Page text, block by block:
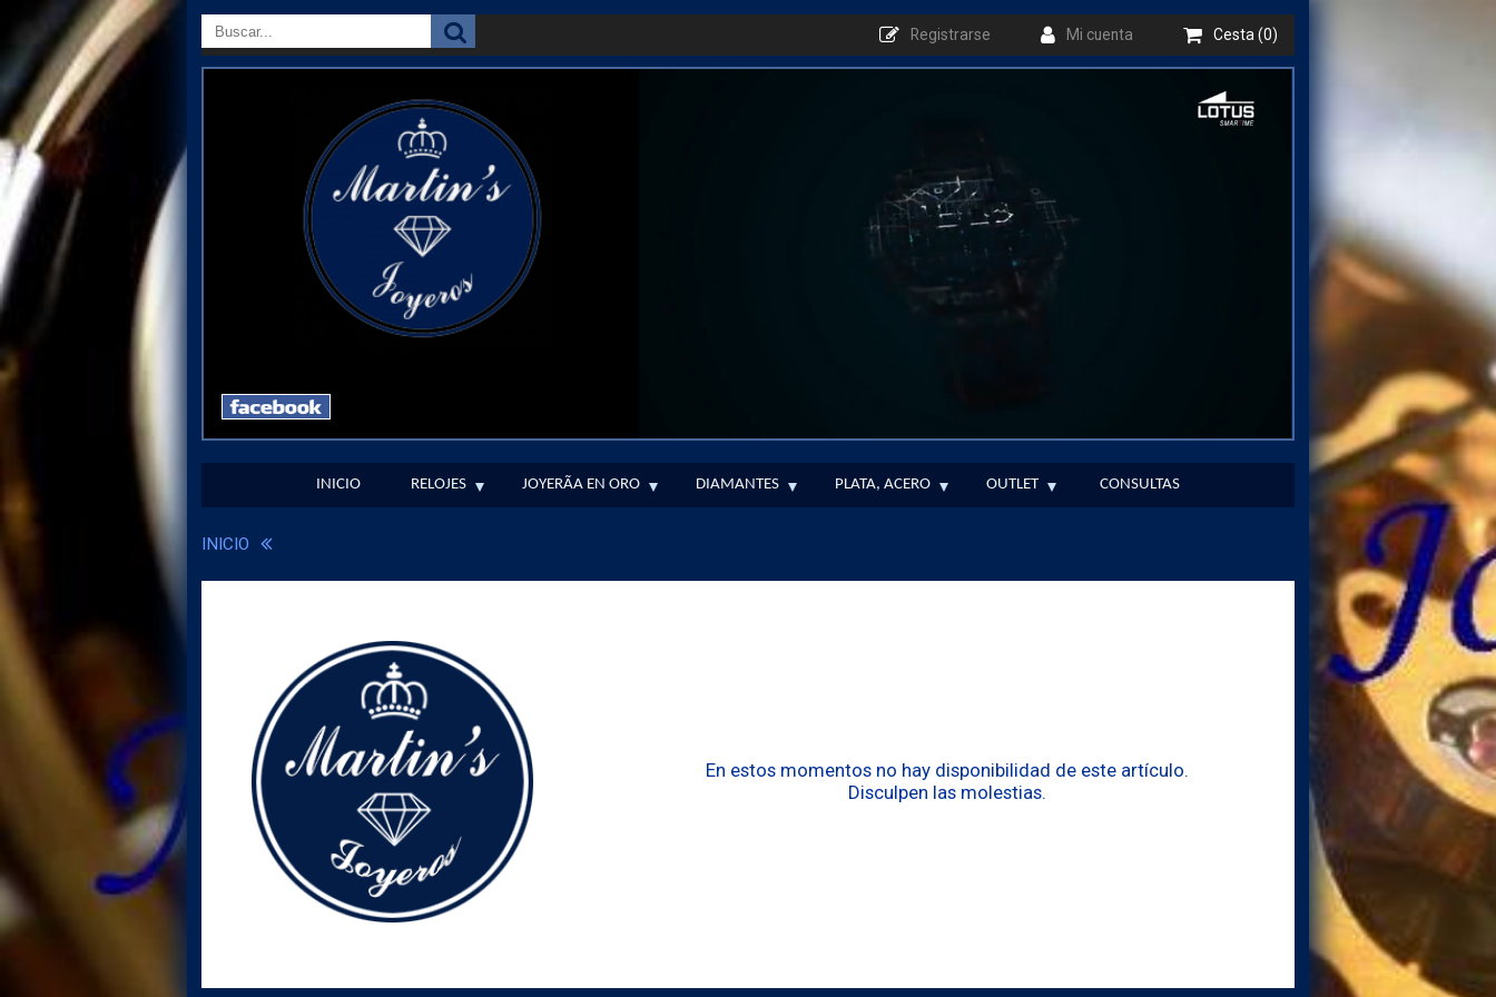
Cesta (0)
Mi cuenta
Registrarse
INICIO RELOJES JOYERÃ­A EN ORO DIAMANTES PLATA, ACERO OUTLET CONSULTAS
INICIO
En estos momentos no hay disponibilidad de este artículo.
Disculpen las molestias.